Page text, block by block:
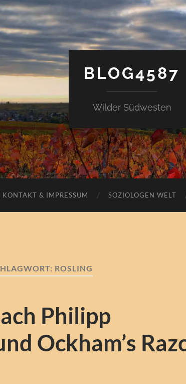
BLOG4587
Wilder Südwesten
KONTAKT & IMPRESSUM SOZIOLOGEN WELT
ROSLING
Philipp
Ockham’s